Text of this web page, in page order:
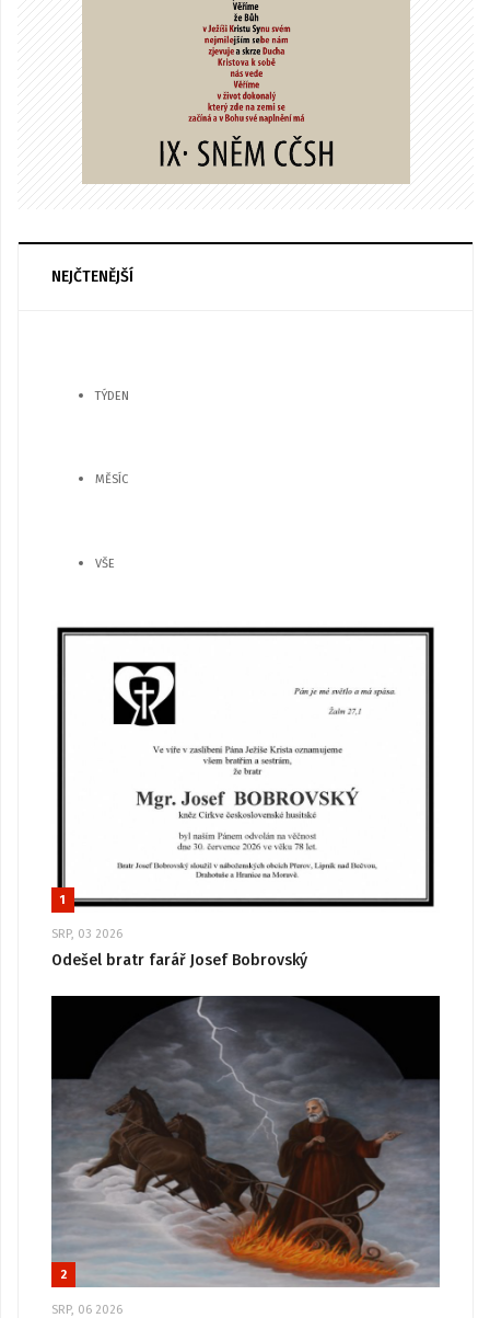
NEJČTENĚJŠÍ
TÝDEN
MĚSÍC
VŠE
1
SRP, 03 2026
Odešel bratr farář Josef Bobrovský
2
SRP, 06 2026